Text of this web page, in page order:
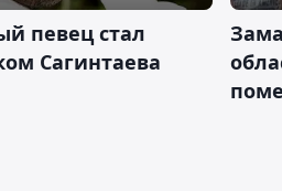
певец стал
Сагинтаева